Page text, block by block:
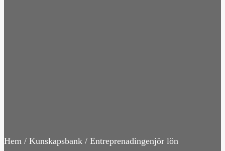
Hem / Kunskapsbank / Entreprenadingenjör lön